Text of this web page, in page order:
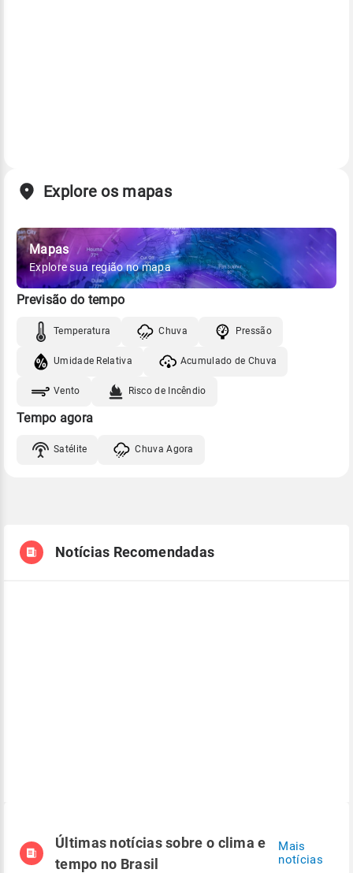
Explore os mapas
Mapas
Explore sua região no mapa
Previsão do tempo
Temperatura Chuva Pressão
Umidade Relativa Acumulado de Chuva
Vento Risco de Incêndio
Tempo agora
Satélite Chuva Agora
Notícias Recomendadas
Últimas notícias sobre o clima e
tempo no Brasil
Mais
notícias